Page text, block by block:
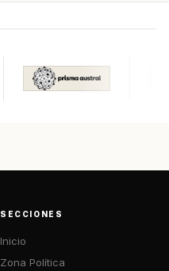
SECCIONES
Inicio
Zona Política